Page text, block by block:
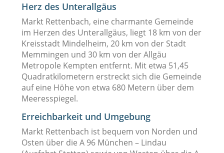
Herz des Unterallgäus
Markt Rettenbach, eine charmante Gemeinde
im Herzen des Unterallgäus, liegt 18 km von der
Kreisstadt Mindelheim, 20 km von der Stadt
Memmingen und 30 km von der Allgäu
Metropole Kempten entfernt. Mit etwa 51,45
Quadratkilometern erstreckt sich die Gemeinde
auf eine Höhe von etwa 680 Metern über dem
Meeresspiegel.
Erreichbarkeit und Umgebung
Markt Rettenbach ist bequem von Norden und
Osten über die A 96 München – Lindau